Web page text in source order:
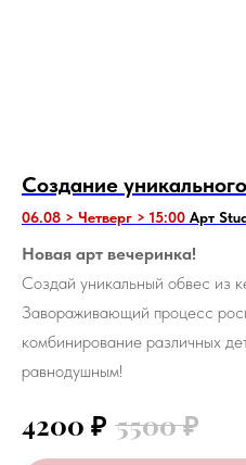
Создание
06.08 > Четверг > 15:00 Арт
Новая арт вечеринка!
Создай уникальный обвес из
Завораживающий процесс
комбинирование различных
равнодушным!
4200 ₽ 5500₽